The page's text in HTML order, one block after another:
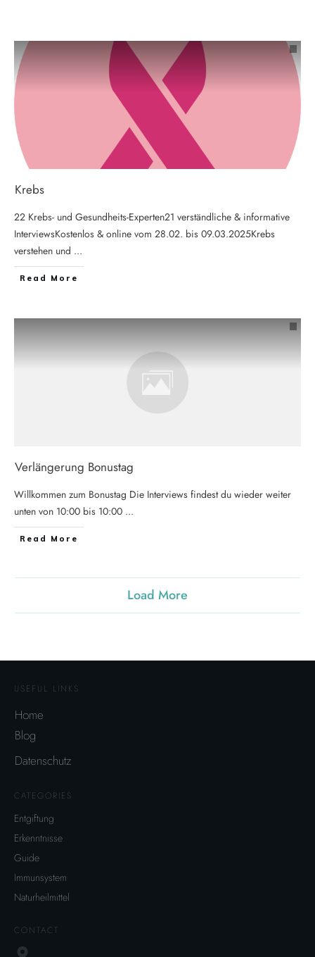
Krebs
22 Krebs- und Gesundheits-Experten21 verständliche & informative
InterviewsKostenlos & online vom 28.02. bis 09.03.2025Krebs
verstehen und ...
Read More
Verlängerung Bonustag
Willkommen zum Bonustag Die Interviews findest du wieder weiter
unten von 10:00 bis 10:00 ...
Read More
Load More
USEFUL LINKS
Home
Blog
Datenschutz
CATEGORIES
Entgiftung
Erkenntnisse
Guide
Immunsystem
Naturheilmittel
CONTACT